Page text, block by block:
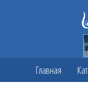
Главная